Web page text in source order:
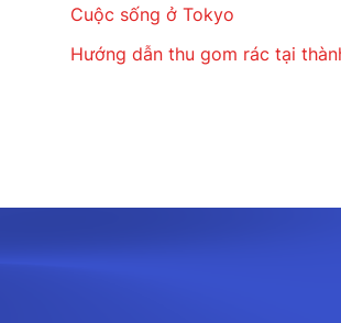
Cuộc sống ở Tokyo
Hướng dẫn thu gom rác tại